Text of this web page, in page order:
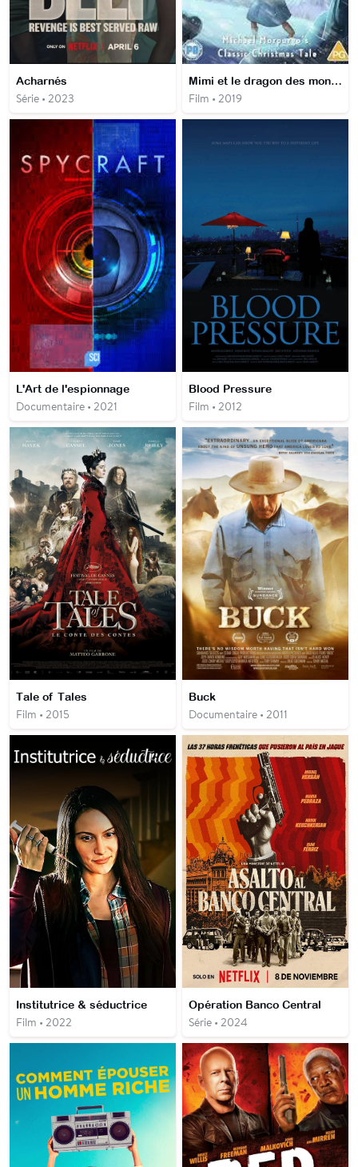
Acharnés
Série • 2023
Mimi et le dragon des montagnes
Film • 2019
L'Art de l'espionnage
Documentaire • 2021
Blood Pressure
Film • 2012
Tale of Tales
Film • 2015
Buck
Documentaire • 2011
Institutrice & séductrice
Film • 2022
Opération Banco Central
Série • 2024